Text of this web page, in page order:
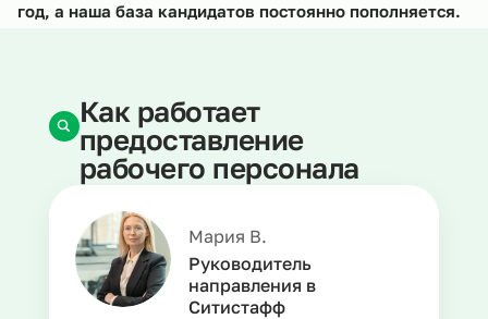
год, а наша база кандидатов постоянно пополняется.
Мария В.
Руководитель
направления в
Ситистафф
Как работает
предоставление
рабочего персонала